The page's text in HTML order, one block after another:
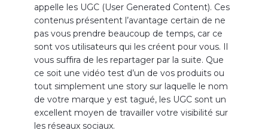
appelle les UGC (User Generated Content). Ces
contenus présentent l’avantage certain de ne
pas vous prendre beaucoup de temps, car ce
sont vos utilisateurs qui les créent pour vous. Il
vous suffira de les repartager par la suite. Que
ce soit une vidéo test d’un de vos produits ou
tout simplement une story sur laquelle le nom
de votre marque y est tagué, les UGC sont un
excellent moyen de travailler votre visibilité sur
les réseaux sociaux.